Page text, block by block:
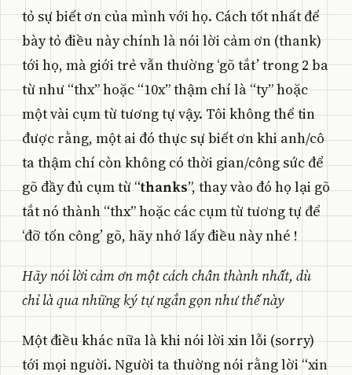
tỏ sự biết ơn của mình với họ. Cách tốt nhất để
bày tỏ điều này chính là nói lời cảm ơn (thank)
tới họ, mà giới trẻ vẫn thường ‘gõ tắt’ trong 2 ba
từ như “thx” hoặc “10x” thậm chí là “ty” hoặc
một vài cụm từ tương tự vậy. Tôi không thể tin
được rằng, một ai đó thực sự biết ơn khi anh/cô
ta thậm chí còn không có thời gian/công sức để
gõ đầy đủ cụm từ “thanks”, thay vào đó họ lại gõ
tắt nó thành “thx” hoặc các cụm từ tương tự để
‘đỡ tốn công’ gõ, hãy nhớ lấy điều này nhé !
Hãy nói lời cảm ơn một cách chân thành nhất, dù
chỉ là qua những ký tự ngắn gọn như thế này
Một điều khác nữa là khi nói lời xin lỗi (sorry)
tới mọi người. Người ta thường nói rằng lời “xin